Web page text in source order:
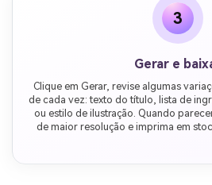
3
Gerar e
Clique em Gerar, revise algumas
de cada vez: texto do título, lista de
ou estilo de ilustração. Quando
de maior resolução e imprima em